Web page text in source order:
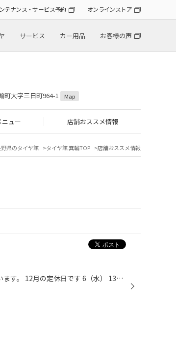
テナンス・サービス予約 オンラインストア
サービス カー用品 お客様の声
大字三日町964-1 Map
ュー 店舗おススメ情報
県のタイヤ館 タイヤ館 箕輪TOP 店舗おススメ情報
タイヤ館箕輪をご利用いただきありがとうございます。 12月の定休日です 6（水） 13（水） 20（水） 27（水） 30（土） 31（日） となります。 宜しくお願い致します